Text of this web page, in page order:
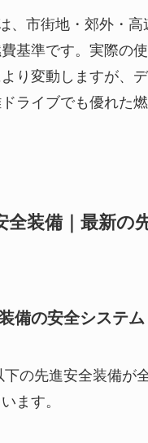
、市街地・郊外・
基準です。実際の使
り変動しますが、
ライブでも優れた
全装備｜最新の
備の安全システム
の先進安全装備が
ます。